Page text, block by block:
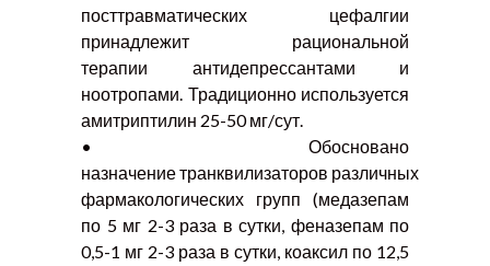
посттравматических цефалгии
принадлежит рациональной
терапии антидепрессантами и
ноотропами. Традиционно используется
амитриптилин 25-50 мг/сут.
• Обосновано
назначение транквилизаторов различных
фармакологических групп (медазепам
по 5 мг 2-3 раза в сутки, феназепам по
0,5-1 мг 2-3 раза в сутки, коаксил по 12,5